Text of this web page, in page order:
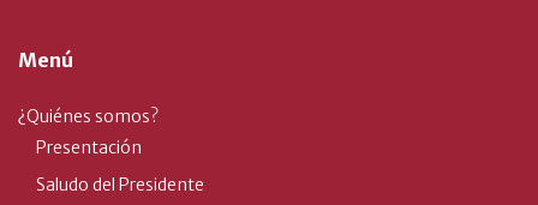
Menú
¿Quiénes somos?
Presentación
Saludo del Presidente